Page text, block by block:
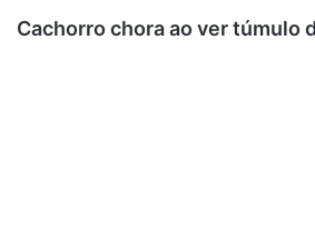
Cachorro chora ao ver túmulo